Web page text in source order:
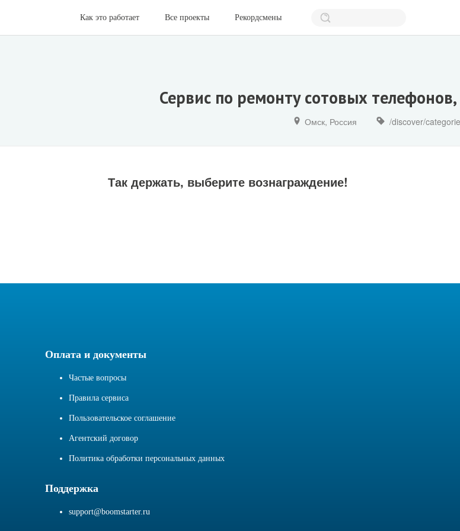
Как это работает Все проекты Рекордсмены
Сервис по ремонту сотовых
Омск, Россия /discover/
Так держать, выберите вознаграждение!
Оплата и документы
Частые вопросы
Правила сервиса
Пользовательское соглашение
Агентский договор
Политика обработки персональных данных
Поддержка
support@boomstarter.ru